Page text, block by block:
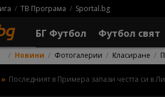
ТВ Програма Sportal.bg
БГ Футбол Футбол свят
Новини Фотогалерии Класиране
Последният в Примера запази честта си в